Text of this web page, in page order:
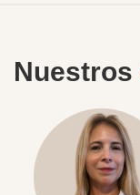
Nuestros